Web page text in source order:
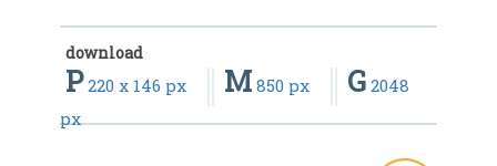
download
P220 x 146 px M 850 px G 2048
px